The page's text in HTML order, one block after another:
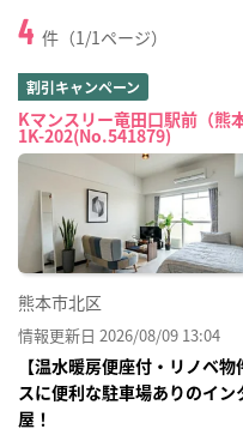
4 件（1/1ページ）
割引キャンペーン
Kマンスリー竜田口駅前（熊
1K-202(No.541879)
熊本市北区
情報更新日 2026/08/09 13:04
【温水暖房便座付・リノベ
スに便利な駐車場ありのイ
屋！